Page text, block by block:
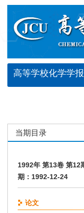
高等学校化学学报
当期目录
1992年 第13卷 第
期：1992-12-24
论文